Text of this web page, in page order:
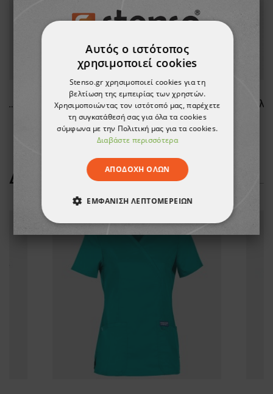
Γυναικεία ιατρική μπλούζα NOBBY WHITE Γυαλιά ασφαλείας UNIVET 546
11,09 €
ΔΕΊΤΕ ΠΕΡΙΣΣΌΤΕΡΑ
Αυτός ο ιστότοπος
χρησιμοποιεί cookies
Stenso.gr χρησιμοποιεί cookies για τη
βελτίωση της εμπειρίας των χρηστών.
Χρησιμοποιώντας τον ιστότοπό μας, παρέχετε
τη συγκατάθεσή σας για όλα τα cookies
σύμφωνα με την Πολιτική μας για τα cookies.
Διαβάστε περισσότερα
ΑΠΟΔΟΧΉ ΌΛΩΝ
ΕΜΦΆΝΙΣΗ ΛΕΠΤΟΜΕΡΕΙΏΝ
ΑΠΟΛΎΤΩΣ ΑΠΑΡΑΊΤΗΤΑ
ΣΤΌΧΕΥΣΗΣ
ΛΕΙΤΟΥΡΓΙΚΌΤΗΤΑΣ
ΜΗ ΤΑΞΙΝΟΜΗΜΈΝΑ